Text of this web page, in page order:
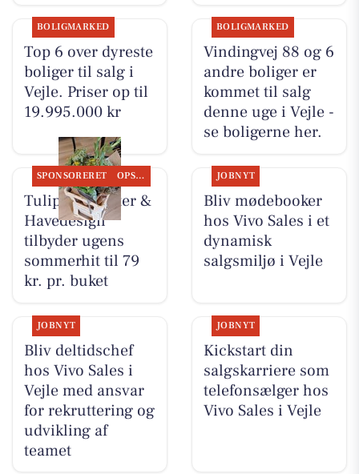
BOLIGMARKED
Top 6 over dyreste
boliger til salg i
Vejle. Priser op til
19.995.000 kr
BOLIGMARKED
Vindingvej 88 og 6
andre boliger er
kommet til salg
denne uge i Vejle -
se boligerne her.
SPONSORERET OPSLAGSTAVLEN
Tulipa Blomster &
Havedesign
tilbyder ugens
sommerhit til 79
kr. pr. buket
JOBNYT
Bliv mødebooker
hos Vivo Sales i et
dynamisk
salgsmiljø i Vejle
JOBNYT
Bliv deltidschef
hos Vivo Sales i
Vejle med ansvar
for rekruttering og
udvikling af
teamet
JOBNYT
Kickstart din
salgskarriere som
telefonsælger hos
Vivo Sales i Vejle